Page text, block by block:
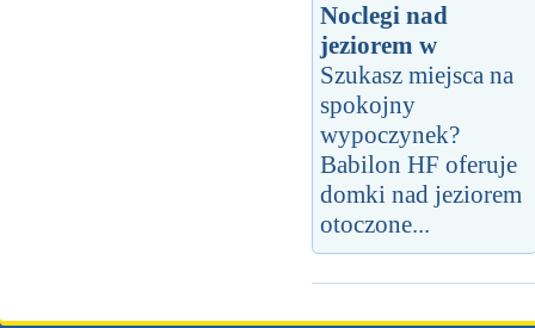
Noclegi nad
jeziorem w
Szukasz miejsca na
spokojny
wypoczynek?
Babilon HF oferuje
domki nad jeziorem
otoczone...